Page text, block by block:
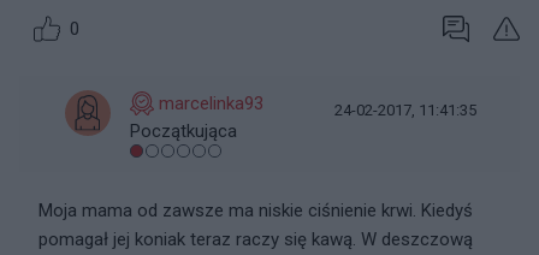
0
marcelinka93
Początkująca
24-02-2017, 11:41:35
Moja mama od zawsze ma niskie ciśnienie krwi. Kiedyś
pomagał jej koniak teraz raczy się kawą. W deszczową